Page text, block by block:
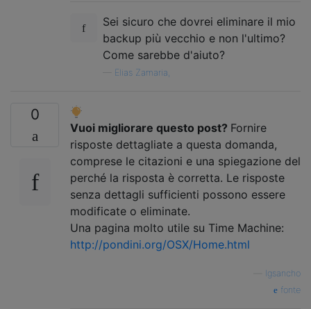
Sei sicuro che dovrei eliminare il mio
backup più vecchio e non l'ultimo?
Come sarebbe d'aiuto?
Elias Zamaria,
0
Vuoi migliorare questo post? Fornire
risposte dettagliate a questa domanda,
comprese le citazioni e una spiegazione del
perché la risposta è corretta. Le risposte
senza dettagli sufficienti possono essere
modificate o eliminate.
Una pagina molto utile su Time Machine:
http://pondini.org/OSX/Home.html
lgsancho
fonte